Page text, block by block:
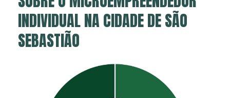
INDIVIDUAL NA CIDADE DE SÃO
SEBASTIÃO